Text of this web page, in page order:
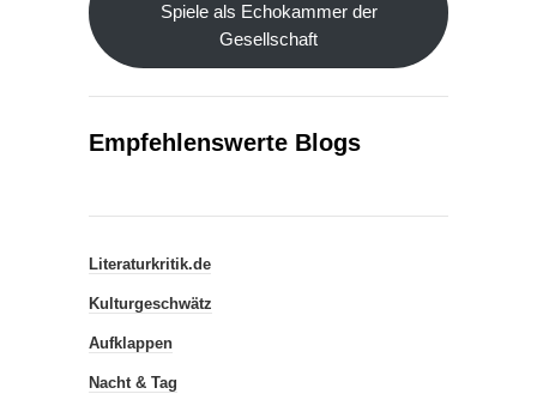
Spiele als Echokammer der
Gesellschaft
Empfehlenswerte Blogs
Literaturkritik.de
Kulturgeschwätz
Aufklappen
Nacht & Tag